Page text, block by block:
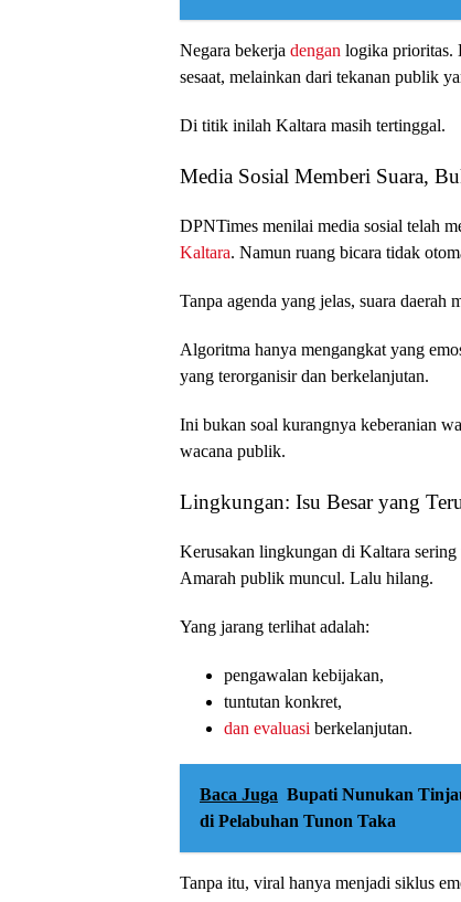
Negara bekerja dengan logika prioritas.
sesaat, melainkan dari tekanan publik
Di titik inilah Kaltara masih tertinggal.
Media Sosial Memberi Suara,
DPNTimes menilai media sosial telah
Kaltara. Namun ruang bicara tidak
Tanpa agenda yang jelas, suara daerah
Algoritma hanya mengangkat yang
yang terorganisir dan berkelanjutan.
Ini bukan soal kurangnya keberanian
wacana publik.
Lingkungan: Isu Besar yang
Kerusakan lingkungan di Kaltara
Amarah publik muncul. Lalu hilang.
Yang jarang terlihat adalah:
pengawalan kebijakan,
tuntutan konkret,
dan evaluasi berkelanjutan.
Baca Juga Bupati Nunukan
di Pelabuhan Tunon Taka
Tanpa itu, viral hanya menjadi siklus